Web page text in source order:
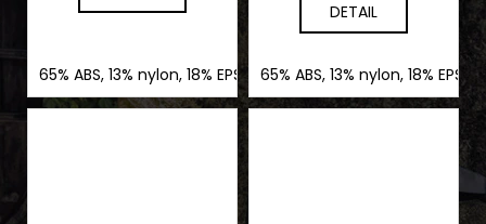
65% ABS, 13% nylon, 18% EPS, 4% nerez ocel
DETAIL
65% ABS, 13% nylon, 18% EPS,